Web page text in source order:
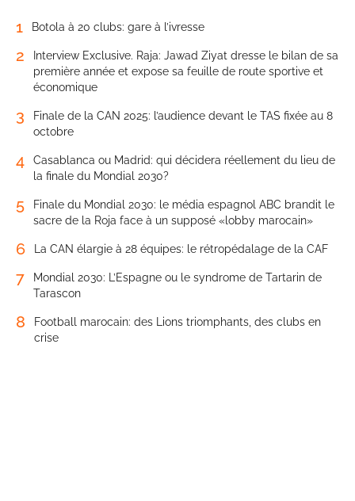
1 Botola à 20 clubs: gare à l’ivresse
2
Interview Exclusive. Raja: Jawad Ziyat dresse le bilan de sa
première année et expose sa feuille de route sportive et
économique
3
Finale de la CAN 2025: l’audience devant le TAS fixée au 8
octobre
4
Casablanca ou Madrid: qui décidera réellement du lieu de
la finale du Mondial 2030?
5
Finale du Mondial 2030: le média espagnol ABC brandit le
sacre de la Roja face à un supposé «lobby marocain»
6 La CAN élargie à 28 équipes: le rétropédalage de la CAF
7
Mondial 2030: L’Espagne ou le syndrome de Tartarin de
Tarascon
8
Football marocain: des Lions triomphants, des clubs en
crise